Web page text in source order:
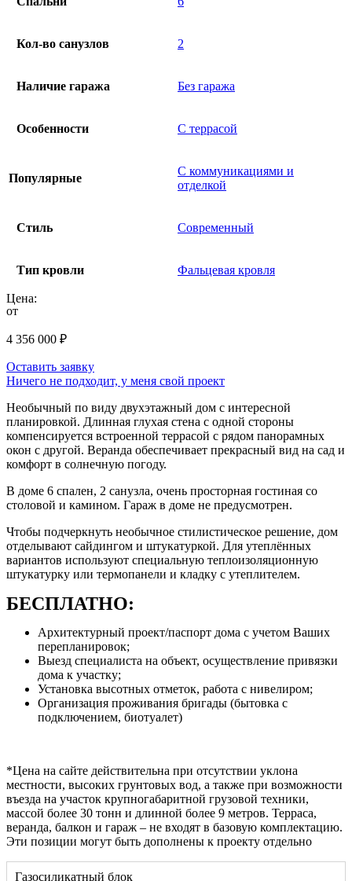
Кол-во санузлов 2
Наличие гаража Без гаража
Особенности С террасой
Популярные
С коммуникациями и
отделкой
Стиль Современный
Тип кровли Фальцевая кровля
Цена:
от
4 356 000 ₽
Оставить заявку
Ничего не подходит, у меня свой проект
Необычный по виду двухэтажный дом с интересной
планировкой. Длинная глухая стена с одной стороны
компенсируется встроенной террасой с рядом панорамных
окон с другой. Веранда обеспечивает прекрасный вид на сад и
комфорт в солнечную погоду.
В доме 6 спален, 2 санузла, очень просторная гостиная со
столовой и камином. Гараж в доме не предусмотрен.
Чтобы подчеркнуть необычное стилистическое решение, дом
отделывают сайдингом и штукатуркой. Для утеплённых
вариантов используют специальную теплоизоляционную
штукатурку или термопанели и кладку с утеплителем.
БЕСПЛАТНО:
Архитектурный проект/паспорт дома с учетом Ваших
перепланировок;
Выезд специалиста на объект, осуществление привязки
дома к участку;
Установка высотных отметок, работа с нивелиром;
Организация проживания бригады (бытовка с
подключением, биотуалет)
*Цена на сайте действительна при отсутствии уклона
местности, высоких грунтовых вод, а также при возможности
въезда на участок крупногабаритной грузовой техники,
массой более 30 тонн и длинной более 9 метров. Терраса,
веранда, балкон и гараж – не входят в базовую комплектацию.
Эти позиции могут быть дополнены к проекту отдельно
Газосиликатный блок